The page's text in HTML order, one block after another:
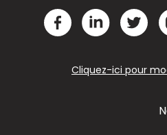
Cliquez-ici pour